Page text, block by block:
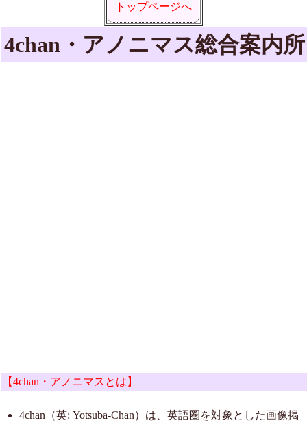
トップページへ
4chan・アノニマス総合案内所
【4chan・アノニマスとは】
4chan（英: Yotsuba-Chan）は、英語圏を対象とした画像掲